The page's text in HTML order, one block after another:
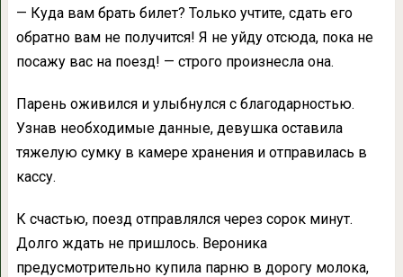
— Куда вам брать билет? Только учтите, сдать его
обратно вам не получится! Я не уйду отсюда, пока не
посажу вас на поезд! — строго произнесла она.
Парень оживился и улыбнулся с благодарностью.
Узнав необходимые данные, девушка оставила
тяжелую сумку в камере хранения и отправилась в
кассу.
К счастью, поезд отправлялся через сорок минут.
Долго ждать не пришлось. Вероника
предусмотрительно купила парню в дорогу молока,